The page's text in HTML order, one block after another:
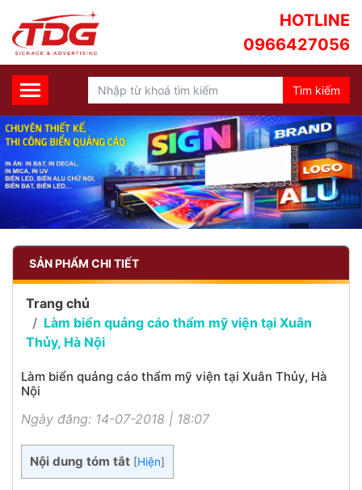
HOTLINE
0966427056
SẢN PHẨM CHI TIẾT
Trang chủ
Làm biển quảng cáo thẩm mỹ viện tại Xuân
Thủy, Hà Nội
Làm biển quảng cáo thẩm mỹ viện tại Xuân Thủy, Hà
Nội
Ngày đăng: 14-07-2018 | 18:07
Nội dung tóm tắt [Hiện]